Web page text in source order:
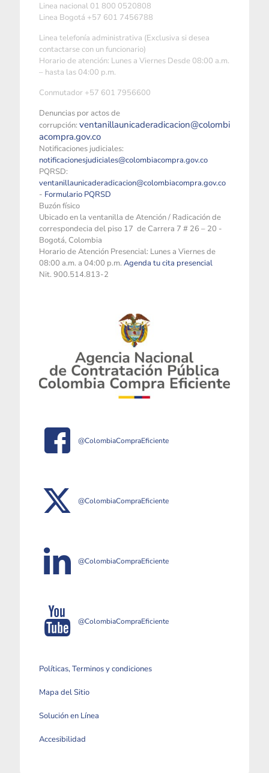
Linea nacional 01 800 0520808
Linea Bogotá +57 601 7456788
Linea telefonía administrativa (Exclusiva si desea
contactarse con un funcionario)
Horario de atención: Lunes a Viernes Desde 08:00 a.m.
– hasta las 04:00 p.m.
Conmutador +57 601 7956600
Denuncias por actos de
corrupción: ventanillaunicaderadicacion@colombi
acompra.gov.co
Notificaciones judiciales:
notificacionesjudiciales@colombiacompra.gov.co
PQRSD:
ventanillaunicaderadicacion@colombiacompra.gov.co
- Formulario PQRSD
Buzón físico
Ubicado en la ventanilla de Atención / Radicación de
correspondecia del piso 17 de Carrera 7 # 26 – 20 -
Bogotá, Colombia
Horario de Atención Presencial: Lunes a Viernes de
08:00 a.m. a 04:00 p.m. Agenda tu cita presencial
Nit. 900.514.813-2
@ColombiaCompraEficiente
@ColombiaCompraEficiente
@ColombiaCompraEficiente
@ColombiaCompraEficiente
Políticas, Terminos y condiciones
Mapa del Sitio
Solución en Línea
Accesibilidad